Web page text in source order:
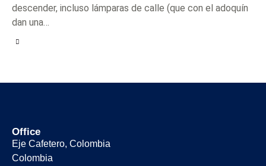
descender, incluso lámparas de calle (que con el adoquín
dan una…
Office
Eje Cafetero, Colombia
Colombia